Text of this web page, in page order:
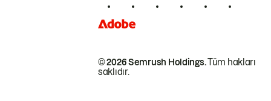
© 2026 Semrush Holdings.Tüm hakları
saklıdır.